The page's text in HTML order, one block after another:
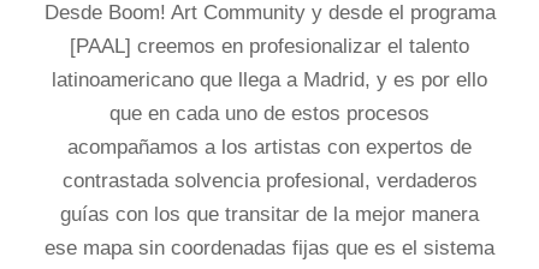
Desde Boom! Art Community y desde el programa
[PAAL] creemos en profesionalizar el talento
latinoamericano que llega a Madrid, y es por ello
que en cada uno de estos procesos
acompañamos a los artistas con expertos de
contrastada solvencia profesional, verdaderos
guías con los que transitar de la mejor manera
ese mapa sin coordenadas fijas que es el sistema